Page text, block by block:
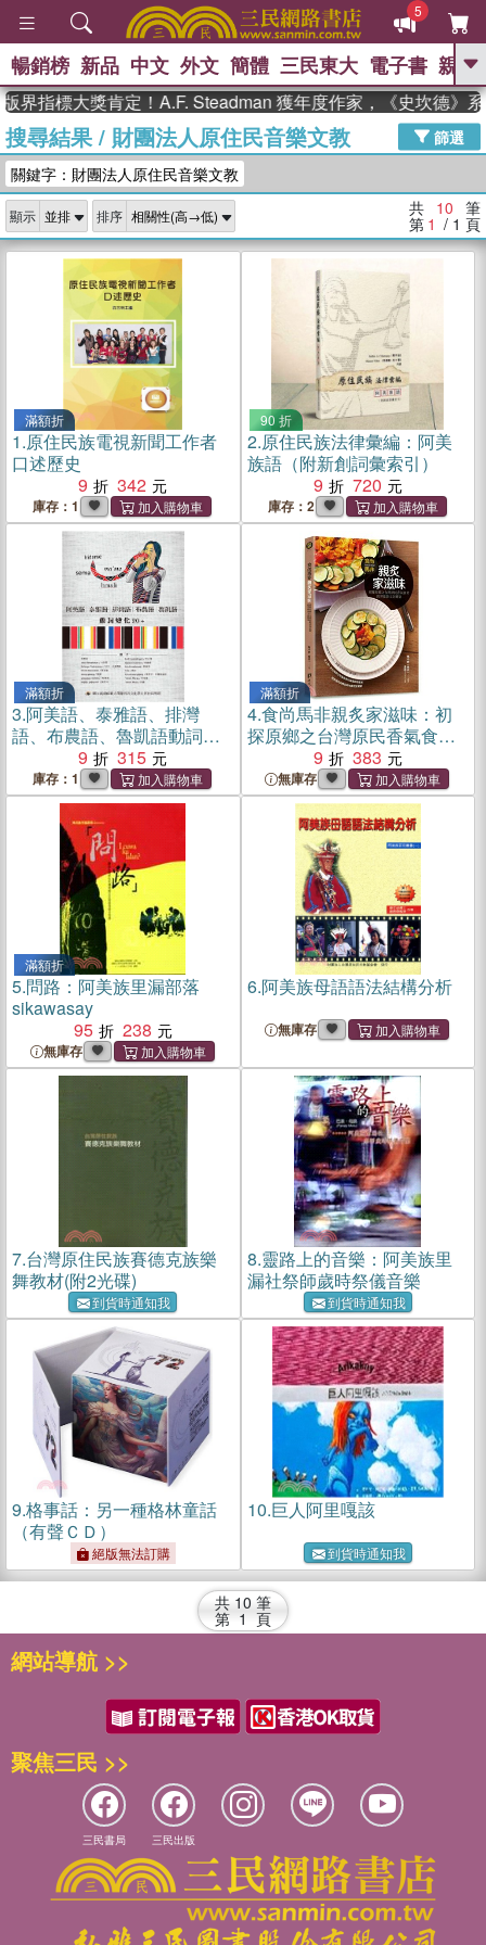
5
GO
熱搜： 東野圭吾 、 高希均教授回憶錄
、 The Odyssey 、 父親節 、 如果歷
史是一群喵
獎 臺灣漫遊錄 、 方念華 、 台灣的李
登輝時代
數學女孩：黎曼猜想 、
偉大的迷走神經
暢銷榜 新品 中文 外文 簡體 三民東大 電子書 親子
指標大獎肯定！A.F. Steadman 獲年度作家，《史坎德》系
搜尋結果/ 財團法人原住民音樂文教
篩選
關鍵字：財團法人原住民音樂文教
顯示 排序 共 10 筆
第 1 / 1 頁
滿額折
1.原住民族電視新聞工作者
口述歷史
9
342
庫存：1
90 折
2.原住民族法律彙編：阿美
族語（附新創詞彙索引）
9
720
庫存：2
滿額折
3.阿美語、泰雅語、排灣
語、布農語、魯凱語動詞變
9 315
庫存：1
滿額折
4.食尚馬非親炙家滋味：初
探原鄉之台灣原民香氣食材
跨界歐陸文創饗宴
9 383
無庫存
滿額折
5.問路：阿美族里漏部落
sikawasay
95
238
無庫存
6.阿美族母語語法結構分析
無庫存
7.台灣原住民族賽德克族樂
舞教材(附2光碟)
到貨時通知我
8.靈路上的音樂：阿美族里
漏社祭師歲時祭儀音樂
到貨時通知我
9.格事話：另一種格林童話
（有聲ＣＤ）
絕版無法訂購
10.巨人阿里嘎該
到貨時通知我
共 10 筆
第 1 頁
網站導航 >>
聚焦三民 >>
三民書局 三民出版